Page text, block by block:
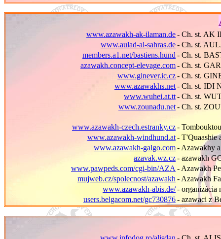
www.azawakh-ak-ilaman.de- Ch. st. AK
www.aulad-al-sahras.de- Ch. st.
members.a1.net/bastiens.hund - Ch. st.
azawakh.concept-elevage.com- Ch. st.
www.ginever.ic.cz- Ch. st.
www.azawakhs.net- Ch. st. IDI
www.wuhei.at.tt- Ch. st.
www.zounadu.net- Ch. st.
www.azawakh-czech.estranky.cz-
www.azawakh-windhund.at- T'Quaashie
www.azawakh-galgo.com- Azawakhy
azavak.wz.cz- azawakh
www.pawpeds.com/cgi-bin/AZA - Azawakh
mujweb.cz/spolecnost/azawakh - Azawakh
www.azawakh-abis.de/- organizácia
users.belgacom.net/gc730876- azawaci z